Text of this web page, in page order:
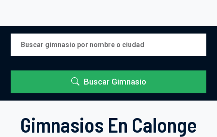
Buscar Gimnasio
Gimnasios En Calonge